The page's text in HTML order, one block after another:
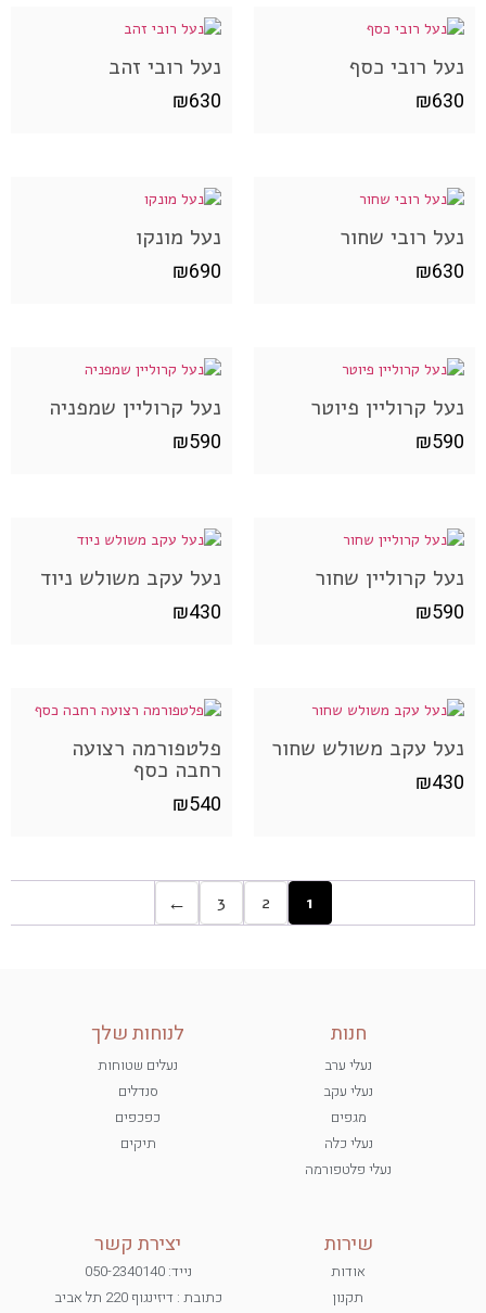
נעל רובי כסף
₪630
נעל רובי זהב
₪630
נעל רובי שחור
₪630
נעל מונקו
₪690
נעל קרוליין פיוטר
₪590
נעל קרוליין שמפניה
₪590
נעל קרוליין שחור
₪590
נעל עקב משולש ניוד
₪430
נעל עקב משולש שחור
₪430
פלטפורמה רצועה
רחבה כסף
₪540
1
2
3
←
חנות
נעלי ערב
נעלי עקב
מגפים
נעלי כלה
נעלי פלטפורמה
לנוחות שלך
נעלים שטוחות
סנדלים
כפכפים
תיקים
שירות
אודות
תקנון
יצירת קשר
נייד: 050-2340140
כתובת : דיזינגוף 220 תל אביב